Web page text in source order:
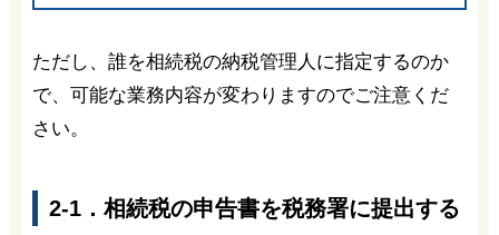
ただし、誰を相続税の納税管理人に指定するのか
で、可能な業務内容が変わりますのでご注意くだ
さい。
2-1．相続税の申告書を税務署に提出する